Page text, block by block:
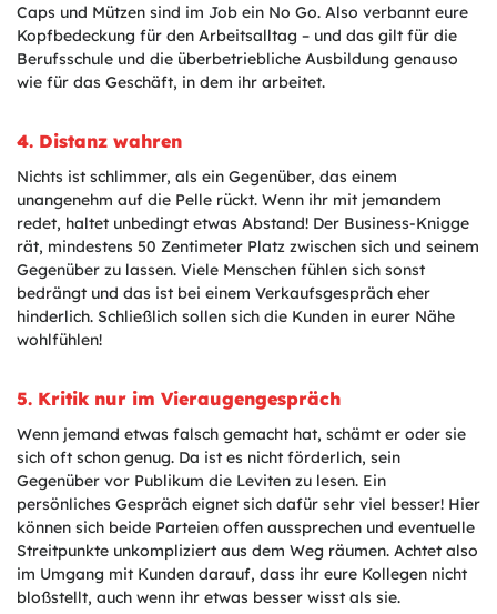
Caps und Mützen sind im Job ein No Go. Also verbannt eure
Kopfbedeckung für den Arbeitsalltag – und das gilt für die
Berufsschule und die überbetriebliche Ausbildung genauso
wie für das Geschäft, in dem ihr arbeitet.
4. Distanz wahren
Nichts ist schlimmer, als ein Gegenüber, das einem
unangenehm auf die Pelle rückt. Wenn ihr mit jemandem
redet, haltet unbedingt etwas Abstand! Der Business-Knigge
rät, mindestens 50 Zentimeter Platz zwischen sich und seinem
Gegenüber zu lassen. Viele Menschen fühlen sich sonst
bedrängt und das ist bei einem Verkaufsgespräch eher
hinderlich. Schließlich sollen sich die Kunden in eurer Nähe
wohlfühlen!
5. Kritik nur im Vieraugengespräch
Wenn jemand etwas falsch gemacht hat, schämt er oder sie
sich oft schon genug. Da ist es nicht förderlich, sein
Gegenüber vor Publikum die Leviten zu lesen. Ein
persönliches Gespräch eignet sich dafür sehr viel besser! Hier
können sich beide Parteien offen aussprechen und eventuelle
Streitpunkte unkompliziert aus dem Weg räumen. Achtet also
im Umgang mit Kunden darauf, dass ihr eure Kollegen nicht
bloßstellt, auch wenn ihr etwas besser wisst als sie.